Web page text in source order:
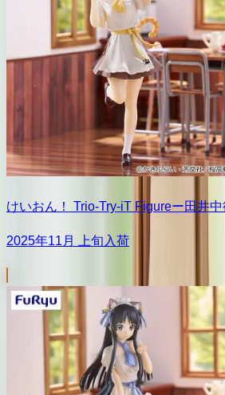
けいおん！ Trio-Try-iT Figureー田井中
2025年11月 上旬入荷